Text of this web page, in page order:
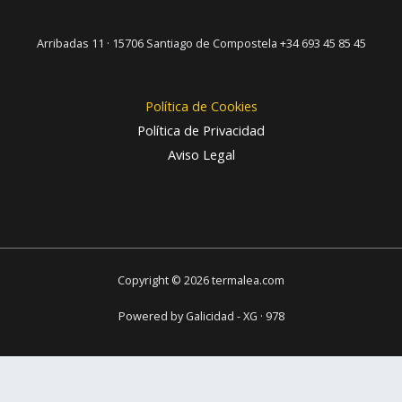
Arribadas 11 · 15706 Santiago de Compostela +34 693 45 85 45
Política de Cookies
Política de Privacidad
Aviso Legal
Copyright © 2026 termalea.com
Powered by Galicidad - XG · 978